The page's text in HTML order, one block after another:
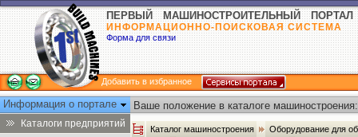
ПЕРВЫЙ МАШИНОСТРОИТЕЛЬНЫЙ ПОРТАЛ
ИНФОРМАЦИОННО-ПОИСКОВАЯ СИСТЕМА
Форма для связи
Добавить в избранное
Информация о портале
Каталоги предприятий
Ваше положение в каталоге машиностроения:
Каталог машиностроения Оборудование для